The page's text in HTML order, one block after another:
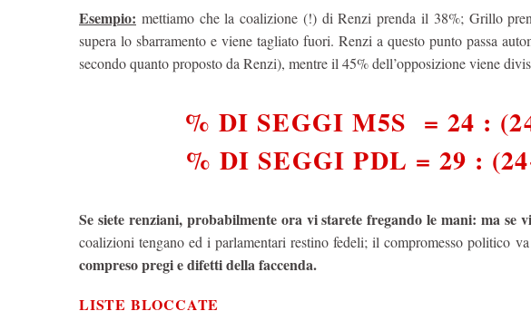
Esempio: mettiamo che la coalizione (!) di Renzi prenda il 38%; Grillo
supera lo sbarramento e viene tagliato fuori. Renzi a questo punto passa
secondo quanto proposto da Renzi), mentre il 45% dell’opposizione viene
% DI SEGGI M5S = 24 :
% DI SEGGI PDL = 29 :
Se siete renziani, probabilmente ora vi starete fregando le mani: ma se
coalizioni tengano ed i parlamentari restino fedeli; il compromesso politico
compreso pregi e difetti della faccenda.
LISTE BLOCCATE